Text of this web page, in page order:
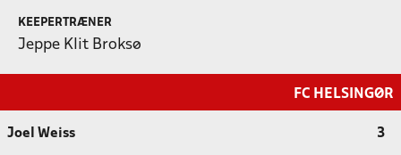
KEEPERTRÆNER
Jeppe Klit Broksø
FC HELSINGØR
Joel Weiss 3